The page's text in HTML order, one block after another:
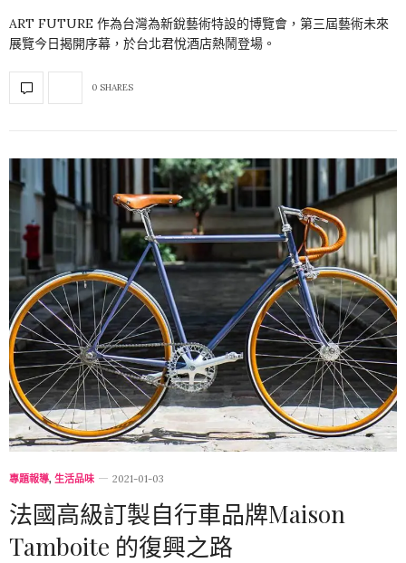
ART FUTURE 作為台灣為新銳藝術特設的博覽會，第三屆藝術未來
展覽今日揭開序幕，於台北君悅酒店熱鬧登場。
0 SHARES
專題報導, 生活品味 2021-01-03
法國高級訂製自行車品牌Maison
Tamboite 的復興之路